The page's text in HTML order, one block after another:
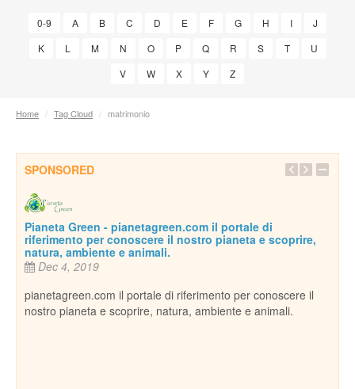
0-9 A B C D E F G H I
J
K
L M N O P Q R S T
U
V
W X Y Z
Home / Tag Cloud / matrimonio
SPONSORED
Pianeta Green - pianetagreen.com il portale di
riferimento per conoscere il nostro pianeta e scoprire,
natura, ambiente e animali.
Dec 4, 2019
pianetagreen.com il portale di riferimento per conoscere il
nostro pianeta e scoprire, natura, ambiente e animali.